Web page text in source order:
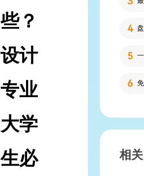
些？
设计
专业
大学
生必
相